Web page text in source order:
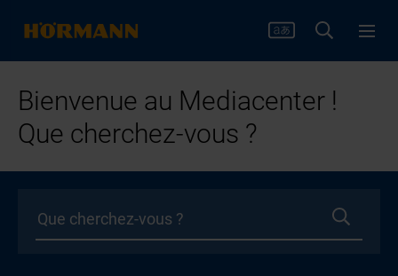
Bienvenue au Mediacenter !
Que cherchez-vous ?